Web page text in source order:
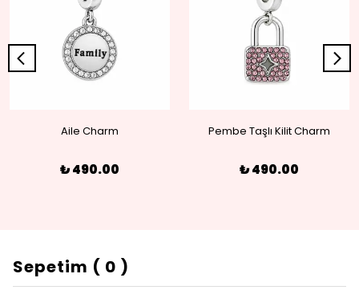
Aile Charm
₺ 490.00
Pembe Taşlı Kilit Charm
₺ 490.00
Sepetim ( 0 )